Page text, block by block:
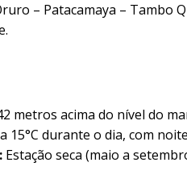
– Patacamaya – Tambo
metros acima do nível do
15°C durante o dia, com
Estação seca (maio a